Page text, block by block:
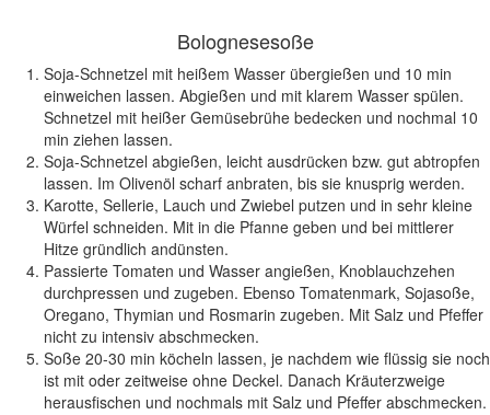
Bolognesesoße
Soja-Schnetzel mit heißem Wasser übergießen und 10 min
einweichen lassen. Abgießen und mit klarem Wasser spülen.
Schnetzel mit heißer Gemüsebrühe bedecken und nochmal 10
min ziehen lassen.
Soja-Schnetzel abgießen, leicht ausdrücken bzw. gut abtropfen
lassen. Im Olivenöl scharf anbraten, bis sie knusprig werden.
Karotte, Sellerie, Lauch und Zwiebel putzen und in sehr kleine
Würfel schneiden. Mit in die Pfanne geben und bei mittlerer
Hitze gründlich andünsten.
Passierte Tomaten und Wasser angießen, Knoblauchzehen
durchpressen und zugeben. Ebenso Tomatenmark, Sojasoße,
Oregano, Thymian und Rosmarin zugeben. Mit Salz und Pfeffer
nicht zu intensiv abschmecken.
Soße 20-30 min köcheln lassen, je nachdem wie flüssig sie noch
ist mit oder zeitweise ohne Deckel. Danach Kräuterzweige
herausfischen und nochmals mit Salz und Pfeffer abschmecken.